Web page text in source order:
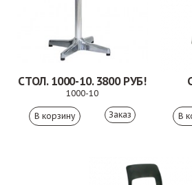
СТОЛ. 1000-10. 3800 РУБ!
1000-10
Заказ